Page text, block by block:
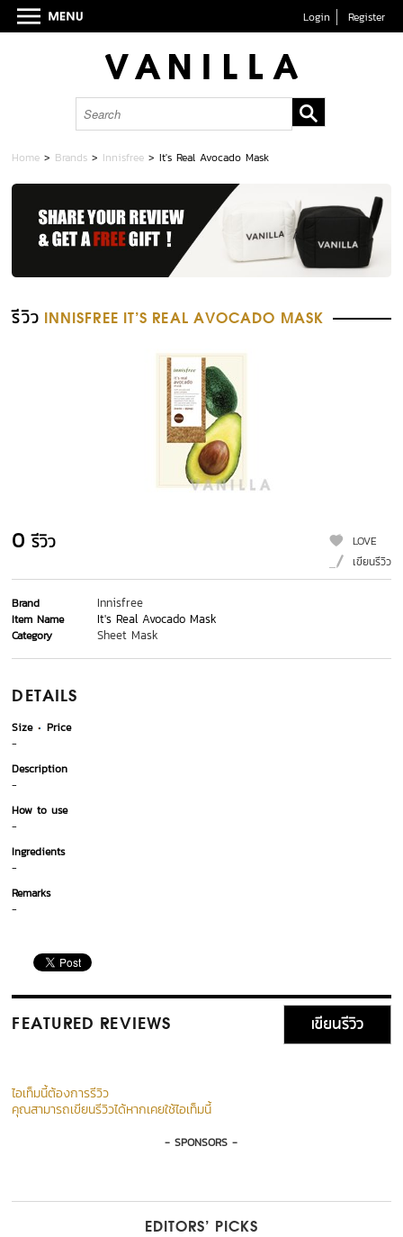
Login Register
Home > Brands > Innisfree >It's Real Avocado Mask
รีวิว INNISFREE IT'S REAL AVOCADO MASK
0 รีวิว
LOVE
เขียนรีวิว
Brand Innisfree
Item Name It's Real Avocado Mask
Category Sheet Mask
DETAILS
Size
Price
-
Description
-
How to use
-
Ingredients
-
Remarks
-
FEATURED REVIEWS เขียนรีวิว
ไอเท็มนี้ต้องการรีวิว
คุณสามารถเขียนรีวิวได้หากเคยใช้ไอเท็มนี้
- SPONSORS -
EDITORS’ PICKS